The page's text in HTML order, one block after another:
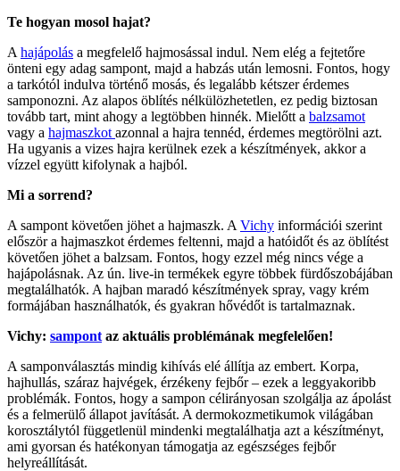
Te hogyan mosol hajat?
A hajápolás a megfelelő hajmosással indul. Nem elég a fejtetőre
önteni egy adag sampont, majd a habzás után lemosni. Fontos, hogy
a tarkótól indulva történő mosás, és legalább kétszer érdemes
samponozni. Az alapos öblítés nélkülözhetetlen, ez pedig biztosan
tovább tart, mint ahogy a legtöbben hinnék. Mielőtt a balzsamot
vagy a hajmaszkot azonnal a hajra tennéd, érdemes megtörölni azt.
Ha ugyanis a vizes hajra kerülnek ezek a készítmények, akkor a
vízzel együtt kifolynak a hajból.
Mi a sorrend?
A sampont követően jöhet a hajmaszk. A Vichy információi szerint
először a hajmaszkot érdemes feltenni, majd a hatóidőt és az öblítést
követően jöhet a balzsam. Fontos, hogy ezzel még nincs vége a
hajápolásnak. Az ún. live-in termékek egyre többek fürdőszobájában
megtalálhatók. A hajban maradó készítmények spray, vagy krém
formájában használhatók, és gyakran hővédőt is tartalmaznak.
Vichy: sampont az aktuális problémának megfelelően!
A samponválasztás mindig kihívás elé állítja az embert. Korpa,
hajhullás, száraz hajvégek, érzékeny fejbőr – ezek a leggyakoribb
problémák. Fontos, hogy a sampon célirányosan szolgálja az ápolást
és a felmerülő állapot javítását. A dermokozmetikumok világában
korosztálytól függetlenül mindenki megtalálhatja azt a készítményt,
ami gyorsan és hatékonyan támogatja az egészséges fejbőr
helyreállítását.